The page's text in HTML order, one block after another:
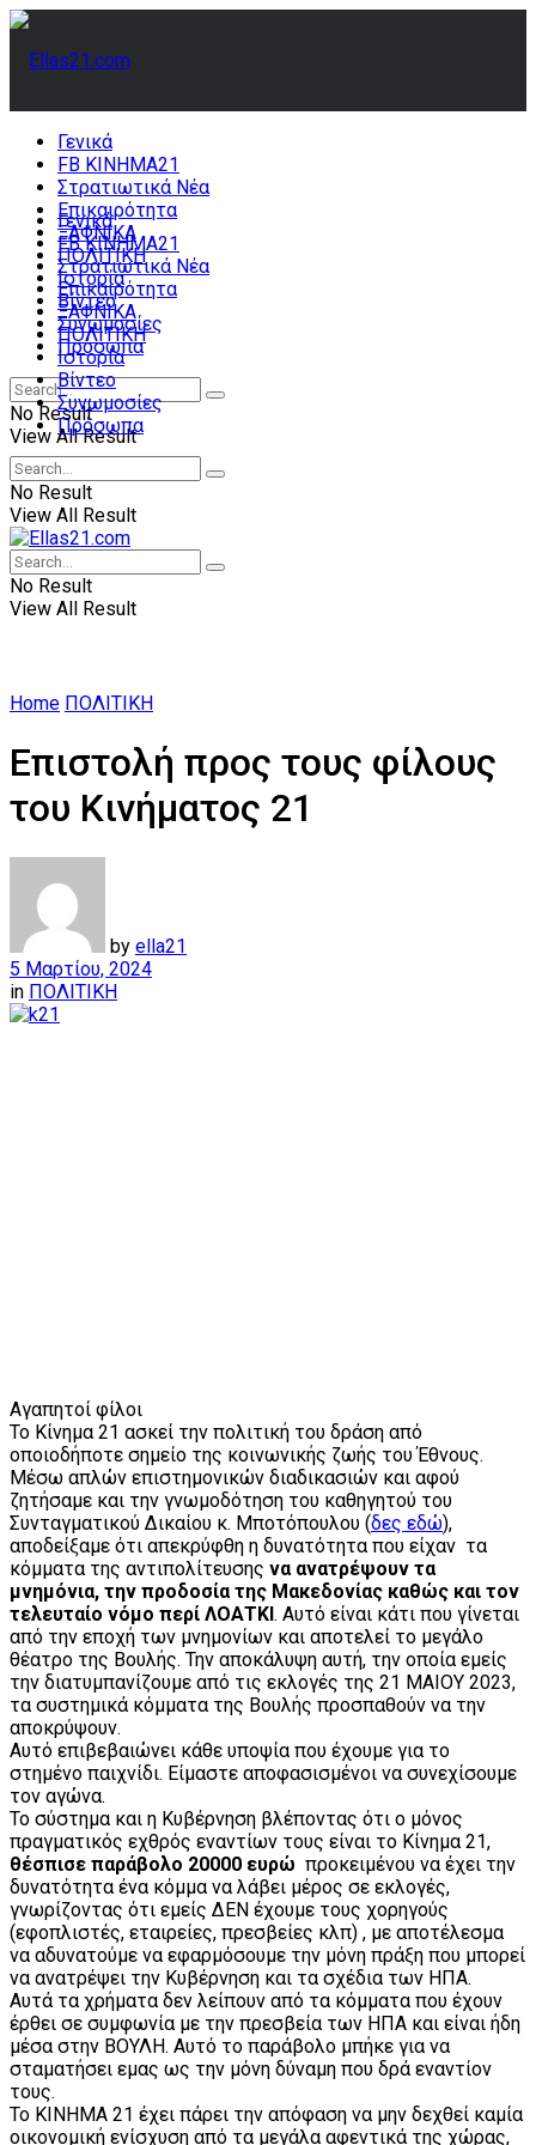
Γενικά
FB ΚΙΝΗΜΑ21
Στρατιωτικά Νέα
Επικαιρότητα
ΞΑΦΝΙΚΑ
ΠΟΛΙΤΙΚΗ
Ιστορία
Βίντεο
Συνωμοσίες
Πρόσωπα
No Result
View All Result
Γενικά
FB ΚΙΝΗΜΑ21
Στρατιωτικά Νέα
Επικαιρότητα
ΞΑΦΝΙΚΑ
ΠΟΛΙΤΙΚΗ
Ιστορία
Βίντεο
Συνωμοσίες
Πρόσωπα
No Result
View All Result
No Result
View All Result
Home ΠΟΛΙΤΙΚΗ
Επιστολή προς τους φίλους
του Κινήματος 21
by ella21
5 Μαρτίου, 2024
in ΠΟΛΙΤΙΚΗ
Αγαπητοί φίλοι
Το Κίνημα 21 ασκεί την πολιτική του δράση από
οποιοδήποτε σημείο της κοινωνικής ζωής του Έθνους.
Μέσω απλών επιστημονικών διαδικασιών και αφού
ζητήσαμε και την γνωμοδότηση του καθηγητού του
Συνταγματικού Δικαίου κ. Μποτόπουλου (δες εδώ),
αποδείξαμε ότι απεκρύφθη η δυνατότητα που είχαν τα
κόμματα της αντιπολίτευσης να ανατρέψουν τα
μνημόνια, την προδοσία της Μακεδονίας καθώς και τον
τελευταίο νόμο περί ΛΟΑΤΚΙ . Αυτό είναι κάτι που γίνεται
από την εποχή των μνημονίων και αποτελεί το μεγάλο
θέατρο της Βουλής. Την αποκάλυψη αυτή, την οποία εμείς
την διατυμπανίζουμε από τις εκλογές της 21 ΜΑΙΟΥ 2023,
τα συστημικά κόμματα της Βουλής προσπαθούν να την
αποκρύψουν.
Αυτό επιβεβαιώνει κάθε υποψία που έχουμε για το
στημένο παιχνίδι. Είμαστε αποφασισμένοι να συνεχίσουμε
τον αγώνα.
Το σύστημα και η Κυβέρνηση βλέποντας ότι ο μόνος
πραγματικός εχθρός εναντίων τους είναι το Κίνημα 21,
θέσπισε παράβολο 20000 ευρώ προκειμένου να έχει την
δυνατότητα ένα κόμμα να λάβει μέρος σε εκλογές,
γνωρίζοντας ότι εμείς ΔΕΝ έχουμε τους χορηγούς
(εφοπλιστές, εταιρείες, πρεσβείες κλπ) , με αποτέλεσμα
να αδυνατούμε να εφαρμόσουμε την μόνη πράξη που μπορεί
να ανατρέψει την Κυβέρνηση και τα σχέδια των ΗΠΑ.
Αυτά τα χρήματα δεν λείπουν από τα κόμματα που έχουν
έρθει σε συμφωνία με την πρεσβεία των ΗΠΑ και είναι ήδη
μέσα στην ΒΟΥΛΗ. Αυτό το παράβολο μπήκε για να
σταματήσει εμας ως την μόνη δύναμη που δρά εναντίον
τους.
Το ΚΙΝΗΜΑ 21 έχει πάρει την απόφαση να μην δεχθεί καμία
οικονομική ενίσχυση από τα μεγάλα αφεντικά της χώρας,